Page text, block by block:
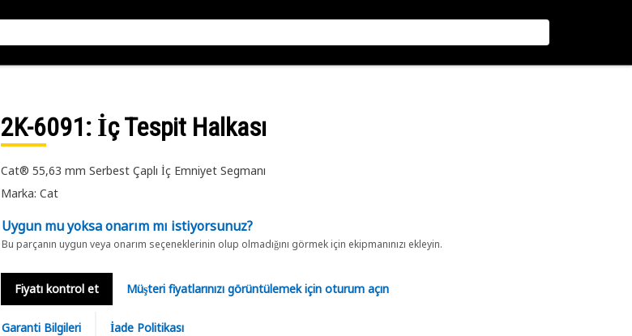
2K-6091: İç Tespit Halkası
Cat® 55,63 mm Serbest Çaplı İç Emniyet Segmanı
Marka: Cat
Uygun mu yoksa onarım mı istiyorsunuz?
Bu parçanın uygun veya onarım seçeneklerinin olup olmadığını görmek için ekipmanınızı ekleyin.
Fiyatı kontrol et Müşteri fiyatlarınızı görüntülemek için oturum açın
Garanti Bilgileri İade Politikası